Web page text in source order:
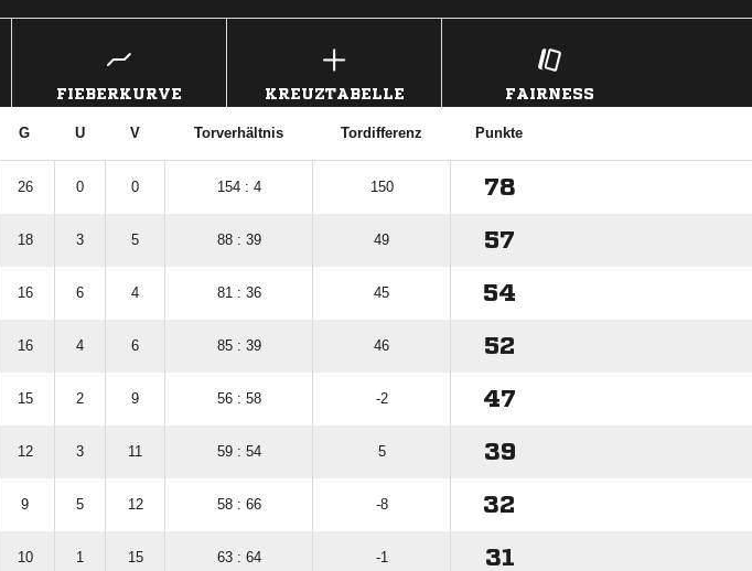
FIEBERKURVE KREUZTABELLE FAIRNESS
G U V Torverhältnis Tordifferenz Punkte
26 0 0 154 : 4 150 78
18 3 5 88 : 39 49 57
16 6 4 81 : 36 45 54
16 4 6 85 : 39 46 52
15 2 9 56 : 58 -2 47
12 3 11 59 : 54 5 39
9 5 12 58 : 66 -8 32
10 1 15 63 : 64 -1 31